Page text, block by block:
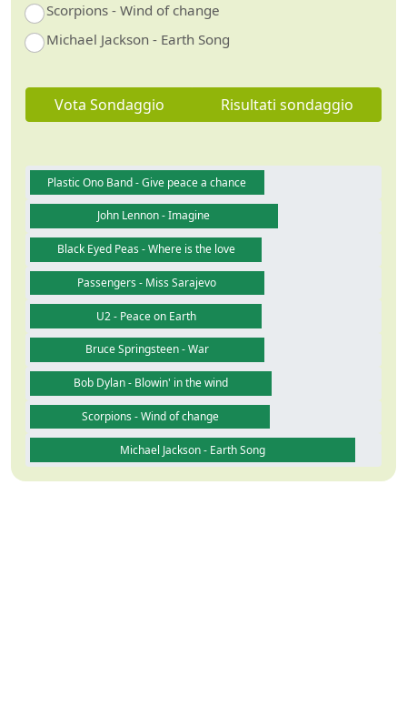
Scorpions - Wind of change
Michael Jackson - Earth Song
Vota Sondaggio Risultati sondaggio
Plastic Ono Band - Give peace a chance
John Lennon - Imagine
Black Eyed Peas - Where is the love
Passengers - Miss Sarajevo
U2 - Peace on Earth
Bruce Springsteen - War
Bob Dylan - Blowin' in the wind
Scorpions - Wind of change
Michael Jackson - Earth Song